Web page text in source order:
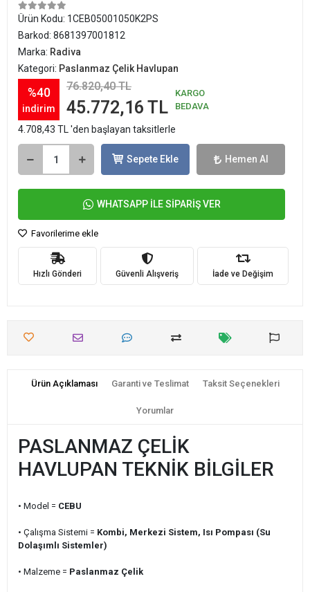
Ürün Kodu: 1CEB05001050K2PS
Barkod: 8681397001812
Marka: Radiva
Kategori: Paslanmaz Çelik Havlupan
%40
indirim
76.820,40 TL
45.772,16 TL
KARGO
BEDAVA
4.708,43 TL 'den başlayan taksitlerle
Sepete Ekle Hemen Al
WHATSAPP İLE SİPARİŞ VER
Favorilerime ekle
Hızlı Gönderi Güvenli Alışveriş İade ve Değişim
Ürün Açıklaması Garanti ve Teslimat Taksit Seçenekleri
Yorumlar
PASLANMAZ ÇELİK
HAVLUPAN TEKNİK BİLGİLER
• Model = CEBU
• Çalışma Sistemi = Kombi, Merkezi Sistem, Isı Pompası (Su
Dolaşımlı Sistemler)
• Malzeme = Paslanmaz Çelik